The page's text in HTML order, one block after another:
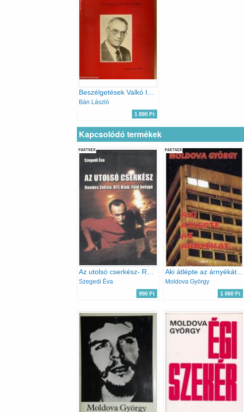
Beszélgetések Valkó Iván Péterrel
Bán László
1 890 Ft
Kapcsolódó termékek
PARTNER
Az utolsó cserkész- Rendes Zoltán, RTL klub, Föld bolygó
Szegedi Éva
990 Ft
PARTNER
Aki átlépte az árnyékát...
Moldova György
1 060 Ft